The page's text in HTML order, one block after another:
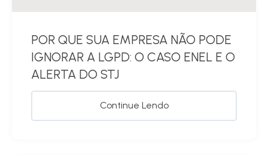
POR QUE SUA EMPRESA NÃO PODE
IGNORAR A LGPD: O CASO ENEL E O
ALERTA DO STJ
Continue Lendo